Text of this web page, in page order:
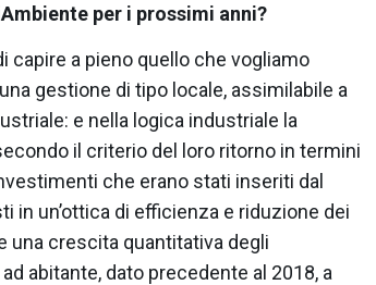
per i prossimi anni?
capire a pieno quello che vogliamo
gestione di tipo locale, assimilabile a
e nella logica industriale la
il criterio del loro ritorno in termini
che erano stati inseriti dal
un’ottica di efficienza e riduzione dei
una crescita quantitativa degli
abitante, dato precedente al 2018, a